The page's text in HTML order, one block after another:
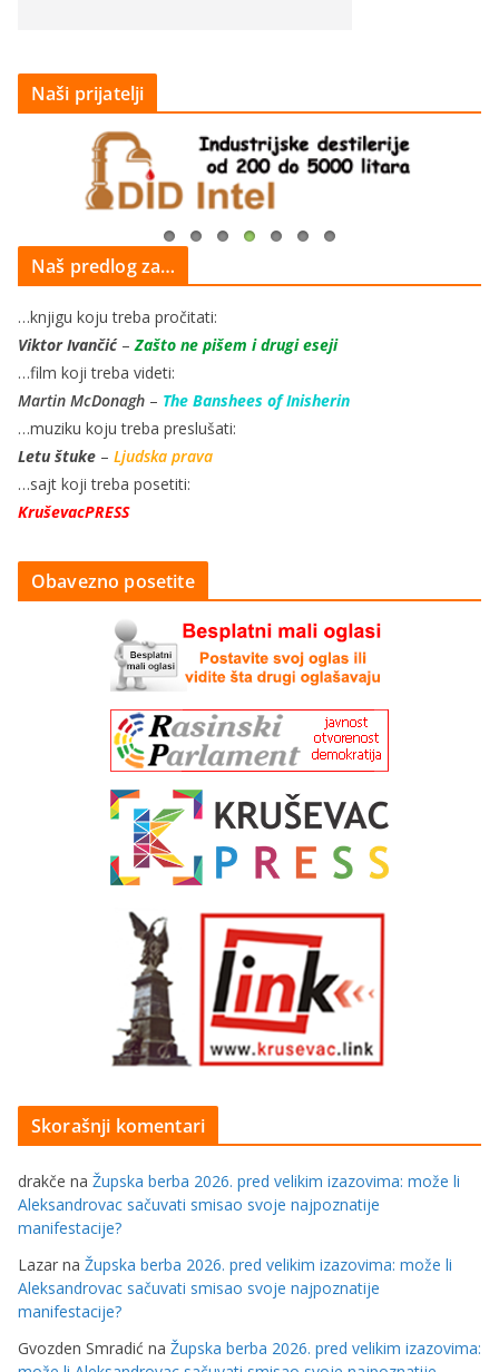
Naši prijatelji
Naš predlog za…
…knjigu koju treba pročitati:
Viktor Ivančić–Zašto ne pišem i drugi eseji
…film koji treba videti:
Martin McDonagh – The Banshees of Inisherin
…muziku koju treba preslušati:
Letu štuke – Ljudska prava
…sajt koji treba posetiti:
KruševacPRESS
Obavezno posetite
Skorašnji komentari
drakče na Župska berba 2026. pred velikim izazovima: može li
Aleksandrovac sačuvati smisao svoje najpoznatije
manifestacije?
Lazar na Župska berba 2026. pred velikim izazovima: može li
Aleksandrovac sačuvati smisao svoje najpoznatije
manifestacije?
Gvozden Smradić na Župska berba 2026. pred velikim izazovima: